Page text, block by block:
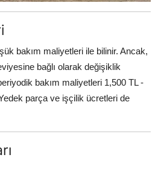
bakım maliyetleri ile bilinir. Ancak,
bağlı olarak değişiklik
bakım maliyetleri 1,500 TL -
parça ve işçilik ücretleri de